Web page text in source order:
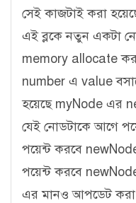
সেই কাজটাই করা
এই ব্লকে নতুন একটা
memory allocate
number এ value
হয়েছে myNode এর
যেই নোডটাকে আগে
পয়েন্ট করবে
পয়েন্ট করবে
এর মানও আপডেট করা